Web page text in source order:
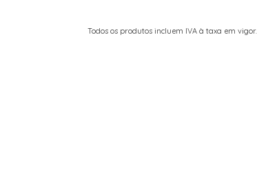
Todos os produtos incluem IVA à taxa em vigor.